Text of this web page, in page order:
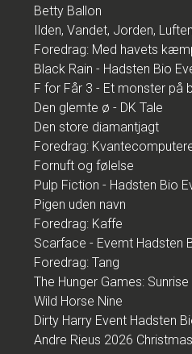
Betty Ballon
Ilden, Vandet, Jorden, Luften
Foredrag: Med havets
Black Rain - Hadsten Bio
F for Får 3 - Et monster på
Den glemte ø - DK Tale
Den store diamantjagt
Foredrag:
Fornuft og følelse
Pulp Fiction - Hadsten Bio
Pigen uden navn
Foredrag: Kaffe
Scarface - Evemt Hadsten
Foredrag: Tang
The Hunger Games:
Wild Horse Nine
Dirty Harry Event Hadsten
Andre Rieus 2026